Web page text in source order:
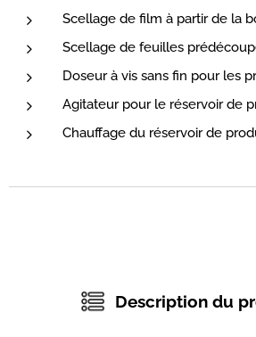
Scellage de film à partir de la
Scellage de feuilles
Doseur à vis sans fin pour les
Agitateur pour le réservoir de
Chauffage du réservoir de
Description du